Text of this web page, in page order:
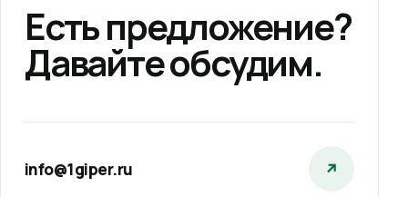
Есть предложение?
Давайте обсудим.
info@1giper.ru ↗